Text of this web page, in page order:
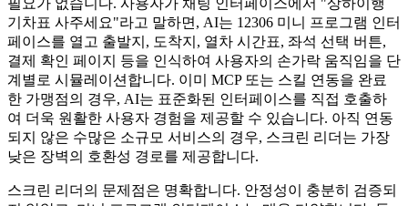
필요가 없습니다. 사용자가 채팅 인터페이스에서 "상하이행
기차표 사주세요"라고 말하면, AI는 12306 미니 프로그램 인터
페이스를 열고 출발지, 도착지, 열차 시간표, 좌석 선택 버튼,
결제 확인 페이지 등을 인식하여 사용자의 손가락 움직임을 단
계별로 시뮬레이션합니다. 이미 MCP 또는 스킬 연동을 완료
한 가맹점의 경우, AI는 표준화된 인터페이스를 직접 호출하
여 더욱 원활한 사용자 경험을 제공할 수 있습니다. 아직 연동
되지 않은 수많은 소규모 서비스의 경우, 스크린 리더는 가장
낮은 장벽의 호환성 경로를 제공합니다.
스크린 리더의 문제점은 명확합니다. 안정성이 충분히 검증되